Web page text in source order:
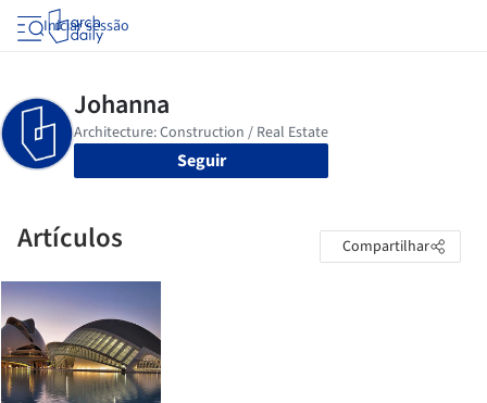
Iniciar sessão
Seguir
Artículos Compartilhar